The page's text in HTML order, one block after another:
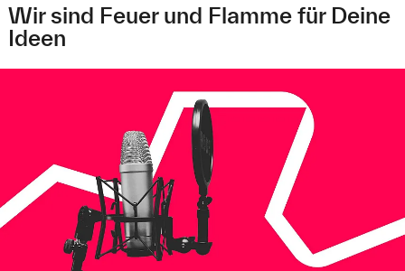
Wir sind Feuer und Flamme für Deine
Ideen